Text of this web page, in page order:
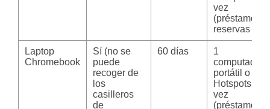
vez
(préstamos y
reservas )
Laptop
Chromebook
Sí (no se
puede
recoger de
los
casilleros
de
60 días
1
computadora
portátil o 1
Hotspots a la
vez
(préstamos y